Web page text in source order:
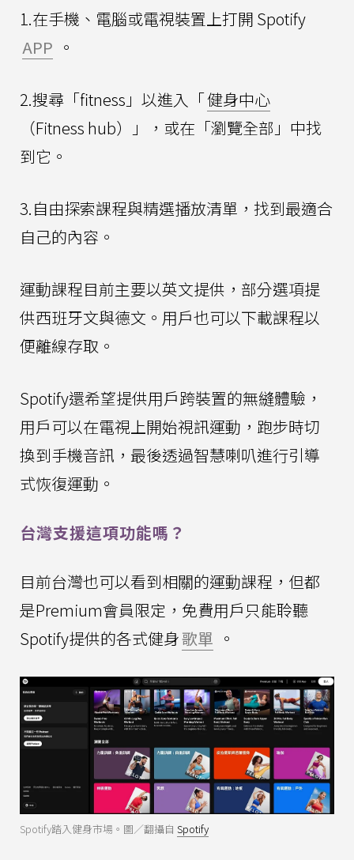
1.在手機、電腦或電視裝置上打開 Spotify
APP 。
2.搜尋「fitness」以進入「健身中心
（Fitness hub）」，或在「瀏覽全部」中找
到它。
3.自由探索課程與精選播放清單，找到最適合
自己的內容。
運動課程目前主要以英文提供，部分選項提
供西班牙文與德文。用戶也可以下載課程以
便離線存取。
Spotify還希望提供用戶跨裝置的無縫體驗，
用戶可以在電視上開始視訊運動，跑步時切
換到手機音訊，最後透過智慧喇叭進行引導
式恢復運動。
台灣支援這項功能嗎？
目前台灣也可以看到相關的運動課程，但都
是Premium會員限定，免費用戶只能聆聽
Spotify提供的各式健身歌單 。
Spotify踏入健身市場。圖／翻攝自 Spotify